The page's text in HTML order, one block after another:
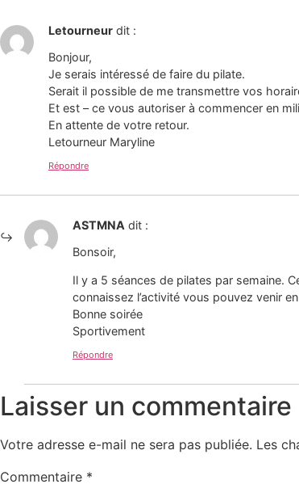
Letourneur dit :
Bonjour,
Je serais intéressé de faire du pilate.
Serait il possible de me transmettre vos
Et est – ce vous autoriser à commencer en
En attente de votre retour.
Letourneur Maryline
Répondre
ASTMNA dit :
Bonsoir,
Il y a 5 séances de pilates par semaine.
connaissez l’activité vous pouvez venir en
Bonne soirée
Sportivement
Répondre
Laisser un commentaire
Votre adresse e-mail ne sera pas publiée. Les
Commentaire *